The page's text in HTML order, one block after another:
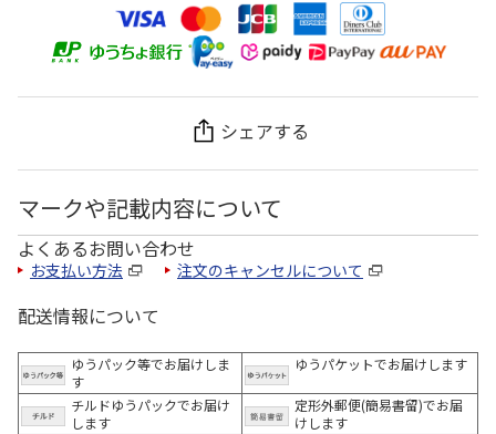
シェアする
マークや記載内容について
よくあるお問い合わせ
お支払い方法 注文のキャンセルについて
配送情報について
ゆうパック等でお届けしま
す
ゆうパケットでお届けします
チルドゆうパックでお届け
します
定形外郵便(簡易書留)でお届
けします